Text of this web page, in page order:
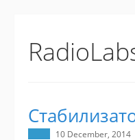
10 December, 2014